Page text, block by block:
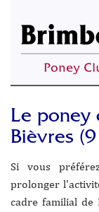
Le poney
Bièvres
Si vous
prolonger
cadre familial de